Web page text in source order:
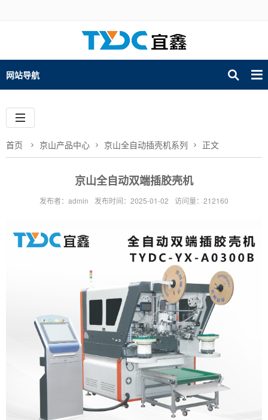
网站导航
首页 京山产品中心 京山全自动插壳机系列 正文
京山全自动双端插胶壳机
发布者：admin 发布时间：2025-01-02 访问量：212160